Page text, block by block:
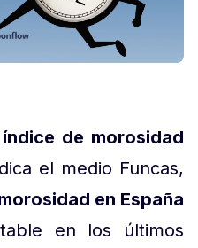
índice de morosidad
el medio Funcas,
en España
en los últimos